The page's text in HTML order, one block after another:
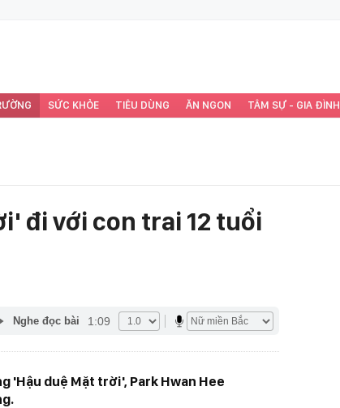
SỨC KHỎE TIÊU DÙNG ĂN NGON TÂM SỰ - GIA ĐÌNH
đi với con trai 12 tuổi
Nghe đọc bài 1:09
'Hậu duệ Mặt trời', Park Hwan Hee